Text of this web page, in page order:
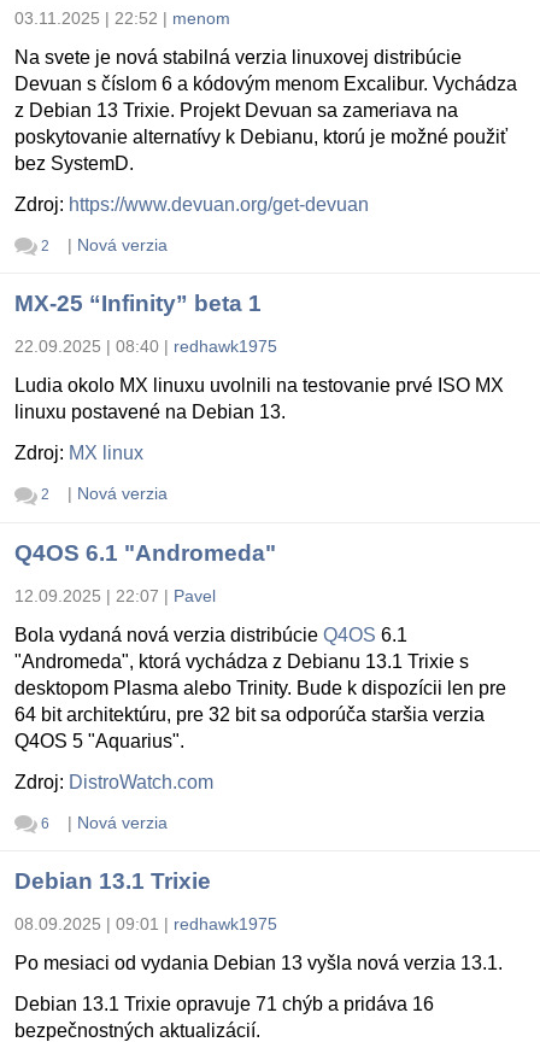
03.11.2025 | 22:52 | menom
Na svete je nová stabilná verzia linuxovej distribúcie
Devuan s číslom 6 a kódovým menom Excalibur. Vychádza
z Debian 13 Trixie. Projekt Devuan sa zameriava na
poskytovanie alternatívy k Debianu, ktorú je možné použiť
bez SystemD.
Zdroj: https://www.devuan.org/get-devuan
2 | Nová verzia
MX-25 “Infinity” beta 1
22.09.2025 | 08:40 | redhawk1975
Ludia okolo MX linuxu uvolnili na testovanie prvé ISO MX
linuxu postavené na Debian 13.
Zdroj: MX linux
2 | Nová verzia
Q4OS 6.1 "Andromeda"
12.09.2025 | 22:07 | Pavel
Bola vydaná nová verzia distribúcie Q4OS 6.1
"Andromeda", ktorá vychádza z Debianu 13.1 Trixie s
desktopom Plasma alebo Trinity. Bude k dispozícii len pre
64 bit architektúru, pre 32 bit sa odporúča staršia verzia
Q4OS 5 "Aquarius".
Zdroj: DistroWatch.com
6 | Nová verzia
Debian 13.1 Trixie
08.09.2025 | 09:01 | redhawk1975
Po mesiaci od vydania Debian 13 vyšla nová verzia 13.1.
Debian 13.1 Trixie opravuje 71 chýb a pridáva 16
bezpečnostných aktualizácií.